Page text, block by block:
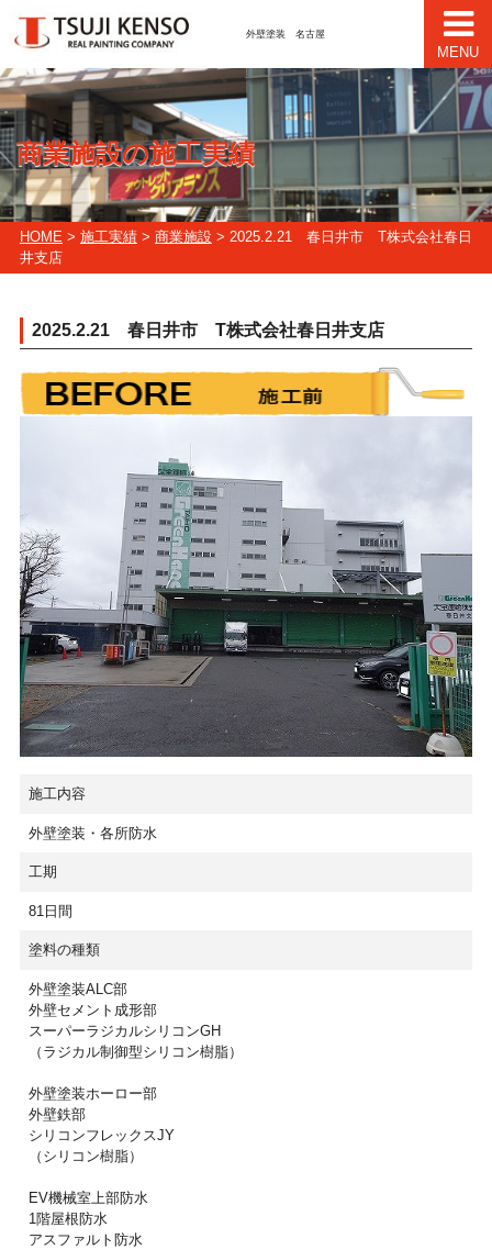
外壁塗装 名古屋
MENU
商業施設の施工実績
HOME> 施工実績> 商業施設> 2025.2.21 春日井市 T株式会社春日
井支店
2025.2.21 春日井市 T株式会社春日井支店
施工内容
外壁塗装・各所防水
工期
81日間
塗料の種類
外壁塗装ALC部
外壁セメント成形部
スーパーラジカルシリコンGH
（ラジカル制御型シリコン樹脂）
外壁塗装ホーロー部
外壁鉄部
シリコンフレックスJY
（シリコン樹脂）
EV機械室上部防水
1階屋根防水
アスファルト防水